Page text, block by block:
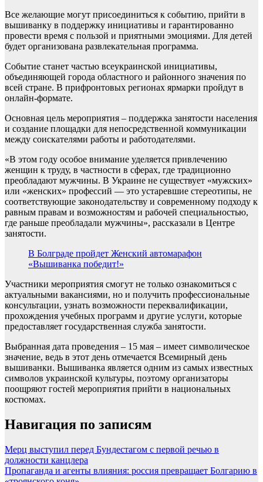
Все желающие могут присоединиться к событию, прийти в
вышиванку в поддержку инициативы и гарантированно
провести время с пользой и приятными эмоциями. Для детей
будет организована развлекательная программа.
Событие станет частью всеукраинской инициативы,
объединяющей города областного и районного значения по
всей стране. В прифронтовых регионах ярмарки пройдут в
онлайн-формате.
Основная цель мероприятия – поддержка занятости населения
и создание площадки для непосредственной коммуникации
между соискателями работы и работодателями.
«В этом году особое внимание уделяется привлечению
женщин к труду, в частности в сферах, где традиционно
преобладают мужчины. В Украине не существует «мужских»
или «женских» профессий — это устаревшие стереотипы, не
соответствующие законодательству и современному подходу к
равным правам и возможностям и рабочей специальностью,
где раньше преобладали мужчины», рассказали в Центре
занятости.
В Болграде пройдет Женский автомарафон
«Вышиванка победит!»
Участники мероприятия смогут не только ознакомиться с
актуальными вакансиями, но и получить профессиональные
консультации, узнать возможности переквалификации,
прохождения учебных программ и другие услуги, которые
предоставляет государственная служба занятости.
Выбранная дата проведения – 15 мая – имеет символическое
значение, ведь в этот день отмечается Всемирный день
вышиванки. Вышиванка является одним из самых известных
символов украинской культуры, поэтому организаторы
поощряют гостей мероприятия прийти в национальных
костюмах.
Навигация по записям
Мерц выступил перед Бундестагом с первой речью в
должности канцлера
Пропаганда и агенты влияния: россия превращает Болгарию в